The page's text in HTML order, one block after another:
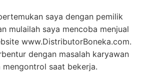
saya dengan pemilik
mulailah saya mencoba menjual
www.DistributorBoneka.com.
dengan masalah karyawan
saat bekerja.